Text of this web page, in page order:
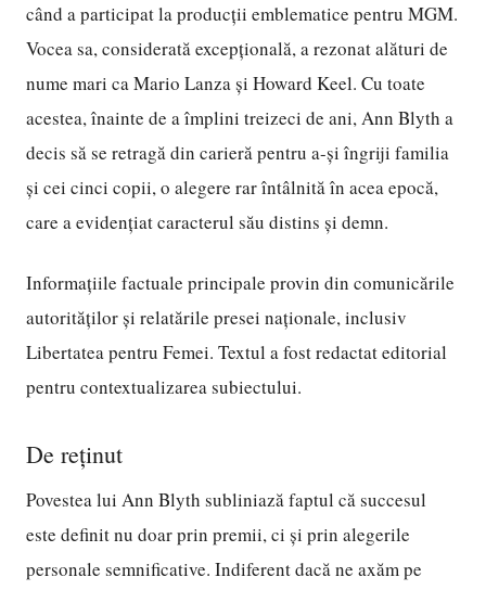
când a participat la producții emblematice pentru MGM.
Vocea sa, considerată excepțională, a rezonat alături de
nume mari ca Mario Lanza și Howard Keel. Cu toate
acestea, înainte de a împlini treizeci de ani, Ann Blyth a
decis să se retragă din carieră pentru a-și îngriji familia
și cei cinci copii, o alegere rar întâlnită în acea epocă,
care a evidențiat caracterul său distins și demn.
Informațiile factuale principale provin din comunicările
autorităților și relatările presei naționale, inclusiv
Libertatea pentru Femei. Textul a fost redactat editorial
pentru contextualizarea subiectului.
De reținut
Povestea lui Ann Blyth subliniază faptul că succesul
este definit nu doar prin premii, ci și prin alegerile
personale semnificative. Indiferent dacă ne axăm pe